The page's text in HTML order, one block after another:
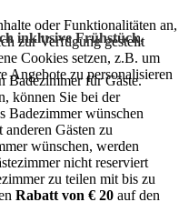
inklusive Frühstück,
Badezimmer für Gäste.
können Sie bei der
Badezimmer wünschen
Gästen zu
wünschen, werden
nicht reserviert
zu teilen mit bis zu
Rabatt von € 20 auf den
oder Funktionalitäten an,
zur Verfügung gestellt
Cookies setzen, z.B. um
Angebote zu personalisieren